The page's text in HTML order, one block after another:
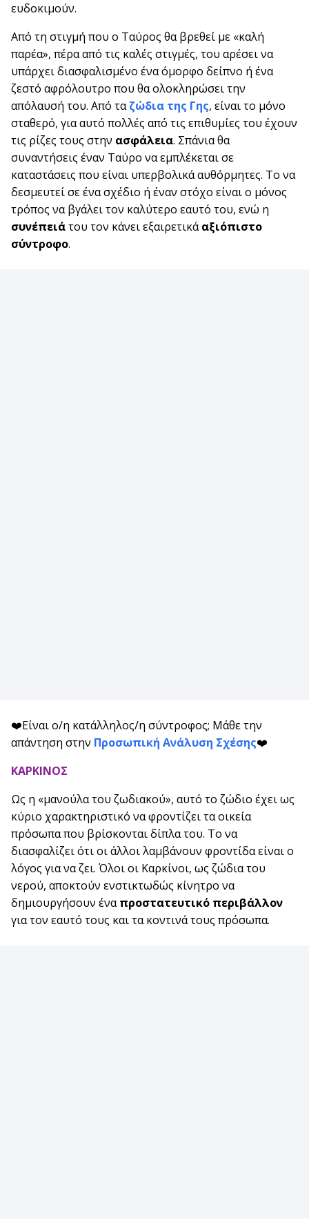
ευδοκιμούν.
Από τη στιγμή που ο Ταύρος θα βρεθεί με «καλή
παρέα», πέρα από τις καλές στιγμές, του αρέσει να
υπάρχει διασφαλισμένο ένα όμορφο δείπνο ή ένα
ζεστό αφρόλουτρο που θα ολοκληρώσει την
απόλαυσή του. Από ταζώδια της Γης, είναι το μόνο
σταθερό, για αυτό πολλές από τις επιθυμίες του έχουν
τις ρίζες τους στην ασφάλεια. Σπάνια θα
συναντήσεις έναν Ταύρο να εμπλέκεται σε
καταστάσεις που είναι υπερβολικά αυθόρμητες. Το να
δεσμευτεί σε ένα σχέδιο ή έναν στόχο είναι ο μόνος
τρόπος να βγάλει τον καλύτερο εαυτό του, ενώ η
συνέπειάτου τον κάνει εξαιρετικάαξιόπιστο
σύντροφο.
❤️Είναι ο/η κατάλληλος/η σύντροφος; Μάθε την
απάντηση στην Προσωπική Ανάλυση Σχέσης❤️
ΚΑΡΚΙΝΟΣ
Ως η «μανούλα του ζωδιακού», αυτό το ζώδιο έχει ως
κύριο χαρακτηριστικό να φροντίζει τα οικεία
πρόσωπα που βρίσκονται δίπλα του. Το να
διασφαλίζει ότι οι άλλοι λαμβάνουν φροντίδα είναι ο
λόγος για να ζει. Όλοι οι Καρκίνοι, ως ζώδια του
νερού, αποκτούν ενστικτωδώς κίνητρο να
δημιουργήσουν έναπροστατευτικό περιβάλλον
για τον εαυτό τους και τα κοντινά τους πρόσωπα.